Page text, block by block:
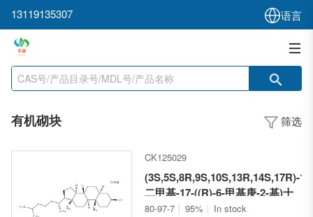
13119135307 语言
有机砌块 筛选
CK125029
(3S,5S,8R,9S,10S,13R,14S,17R)-
二甲基-17-((R)-6-甲基庚-2-基)十
六氢-1H-环戊烷并[a]菲-3-醇
80-97-7 95% In stock